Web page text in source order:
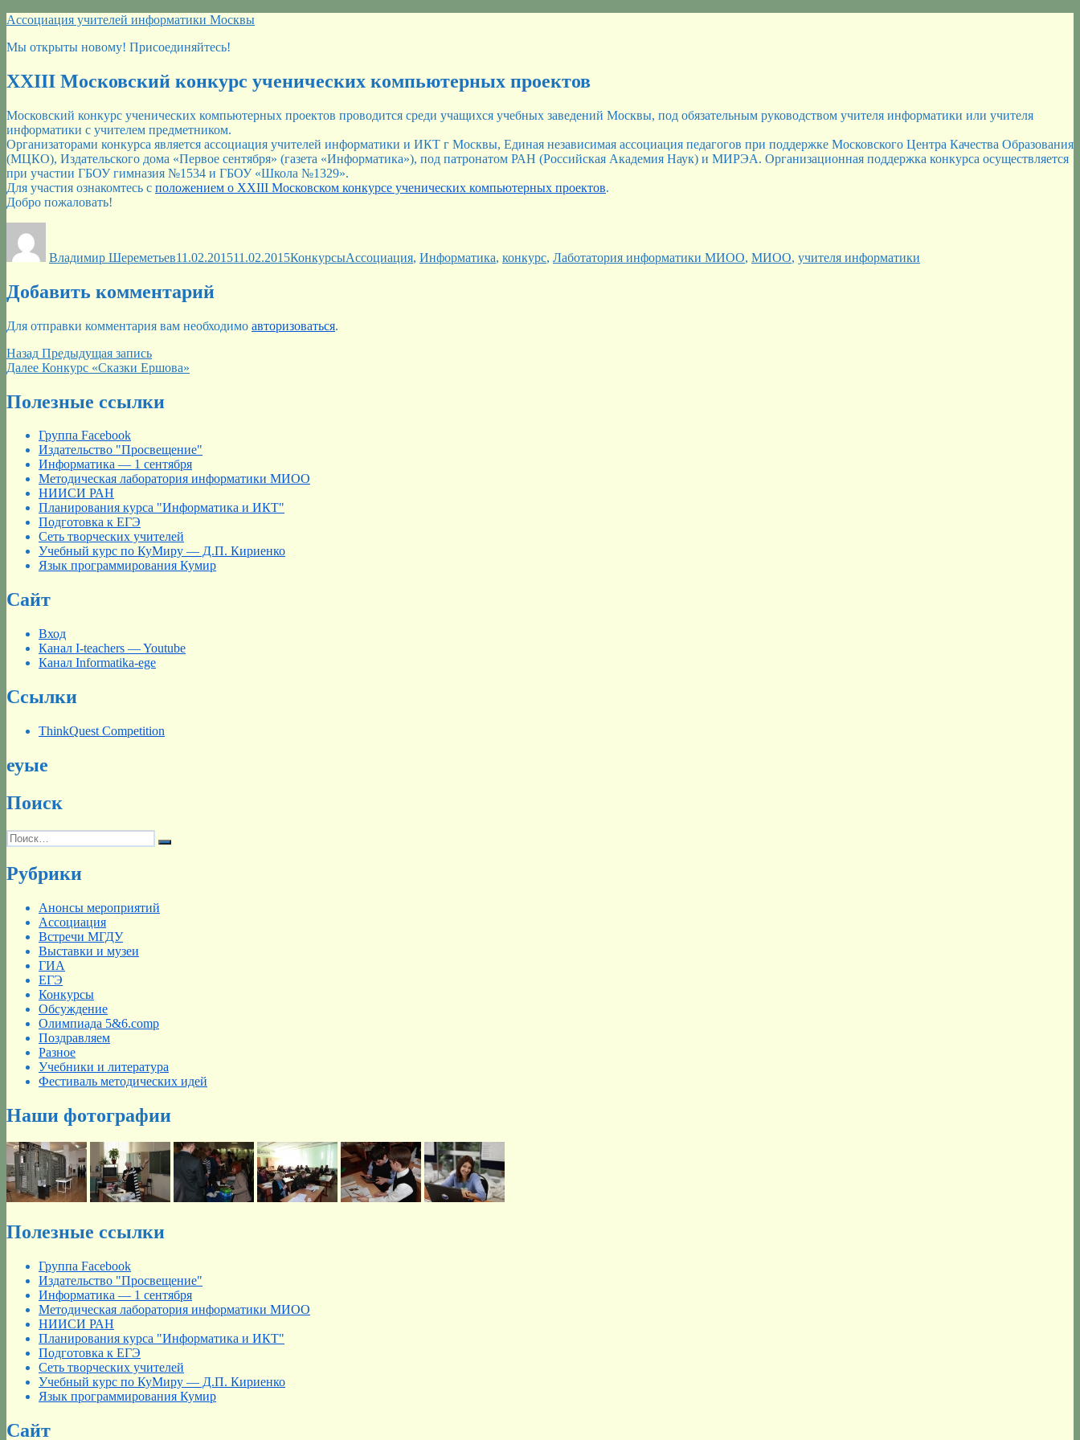
Перейти
содержимому
Ассоциация учителей информатики Москвы
Мы открыты новому! Присоединяйтесь!
XXIII Московский конкурс ученических компьютерных проектов
Московский конкурс ученических компьютерных проектов проводится среди учащихся учебных заведений Москвы, под обязательным руководством учителя информатики или учителя
информатики с учителем предметником.
Организаторами конкурса является ассоциация учителей информатики и ИКТ г Москвы, Единая независимая ассоциация педагогов при поддержке Московского Центра Качества Образования
(МЦКО), Издательского дома «Первое сентября» (газета «Информатика»), под патронатом РАН (Российская Академия Наук) и МИРЭА. Организационная поддержка конкурса осуществляется
при участии ГБОУ гимназия №1534 и ГБОУ «Школа №1329».
Для участия ознакомтесь с положением о XXIII Московском конкурсе ученических компьютерных проектов.
Добро пожаловать!
Владимир Шереметьев11.02.201511.02.2015КонкурсыАссоциация, Информатика, конкурс, Лаботатория информатики МИОО, МИОО, учителя информатики
Добавить комментарий
Для отправки комментария вам необходимо авторизоваться.
Навигация
по
записям
Назад Предыдущая
запись:
Предыдущая запись
Далее Следующая
Конкурс «Сказки Ершова»
Полезные ссылки
Группа Facebook
Издательство "Просвещение"
Информатика — 1 сентября
Методическая лаборатория информатики МИОО
НИИСИ РАН
Планирования курса "Информатика и ИКТ"
Подготовка к ЕГЭ
Сеть творческих учителей
Учебный курс по КуМиру — Д.П. Кириенко
Язык программирования Кумир
Сайт
Вход
Канал I-teachers — Youtube
Канал Informatika-ege
Ссылки
ThinkQuest Competition
еуые
Поиск
Искать:
Поиск
Рубрики
Анонсы мероприятий
Ассоциация
Встречи МГДУ
Выставки и музеи
ГИА
ЕГЭ
Конкурсы
Обсуждение
Олимпиада 5&6.comp
Поздравляем
Разное
Учебники и литература
Фестиваль методических идей
Наши фотографии
Полезные ссылки
Группа Facebook
Издательство "Просвещение"
Информатика — 1 сентября
Методическая лаборатория информатики МИОО
НИИСИ РАН
Планирования курса "Информатика и ИКТ"
Подготовка к ЕГЭ
Сеть творческих учителей
Учебный курс по КуМиру — Д.П. Кириенко
Язык программирования Кумир
Сайт